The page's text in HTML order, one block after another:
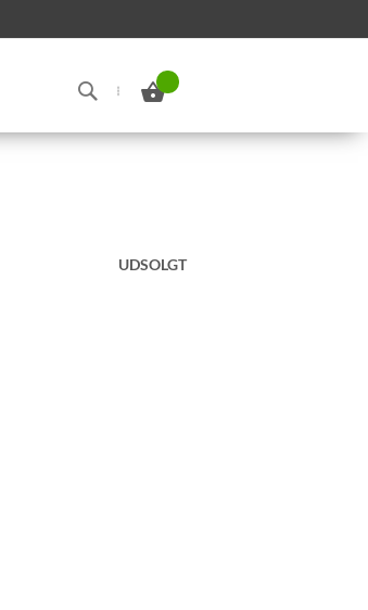
Min indkøbskurv
Search
UDSOLGT